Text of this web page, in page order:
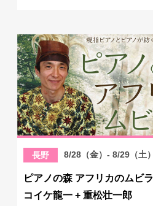
長野 8/28（金）- 8/29（土）
ピアノの森 アフリカのムビラ
コイケ龍一 + 重松壮一郎